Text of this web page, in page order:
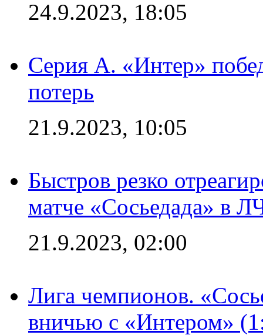
24.9.2023, 18:05
Серия А. «Интер»
потерь
21.9.2023, 10:05
Быстров резко
матче «Сосьедада» в
21.9.2023, 02:00
Лига чемпионов.
вничью с «Интером»